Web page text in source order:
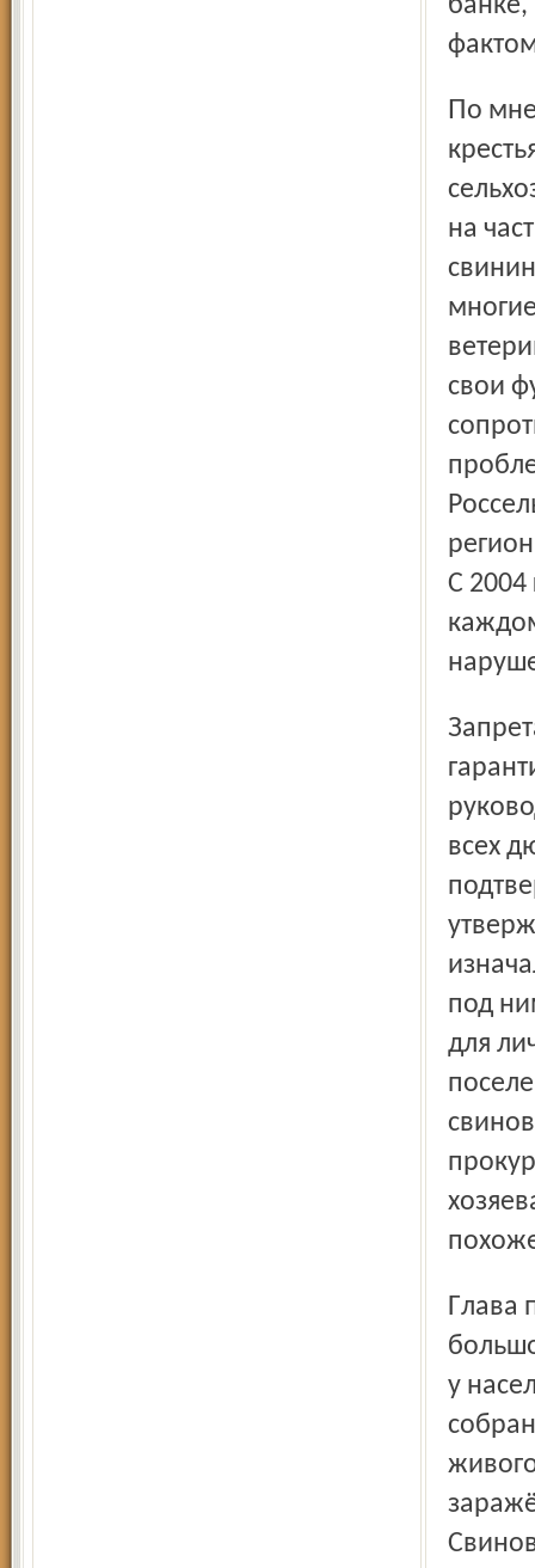
банке,
По мнению председателя совета Ассоциации
на
свои
С 2004
Запрета на частное свиноводство не будет – такие
всех
под
для
Глава поселения выступил миротворцем и предложил
у